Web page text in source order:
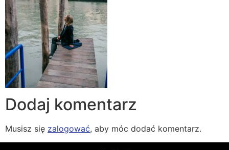
Dodaj komentarz
Musisz się zalogować, aby móc dodać komentarz.